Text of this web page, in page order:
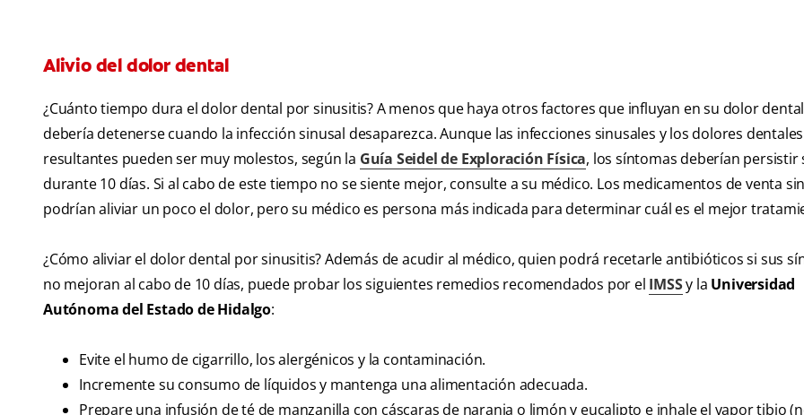
Alivio del dolor dental
¿Cuánto tiempo dura el dolor dental por sinusitis? A menos que haya otros factores que influyan en su dolor
debería detenerse cuando la infección sinusal desaparezca. Aunque las infecciones sinusales y los dolores dentales
resultantes pueden ser muy molestos, según la Guía Seidel de Exploración Física, los síntomas deberían persistir
durante 10 días. Si al cabo de este tiempo no se siente mejor, consulte a su médico. Los medicamentos de venta
podrían aliviar un poco el dolor, pero su médico es persona más indicada para determinar cuál es el mejor
¿Cómo aliviar el dolor dental por sinusitis? Además de acudir al médico, quien podrá recetarle antibióticos si sus
no mejoran al cabo de 10 días, puede probar los siguientes remedios recomendados por el IMSSy la Universidad
Autónoma del Estado de Hidalgo:
Evite el humo de cigarrillo, los alergénicos y la contaminación.
Incremente su consumo de líquidos y mantenga una alimentación adecuada.
Prepare una infusión de té de manzanilla con cáscaras de naranja o limón y eucalipto e inhale el vapor tibio